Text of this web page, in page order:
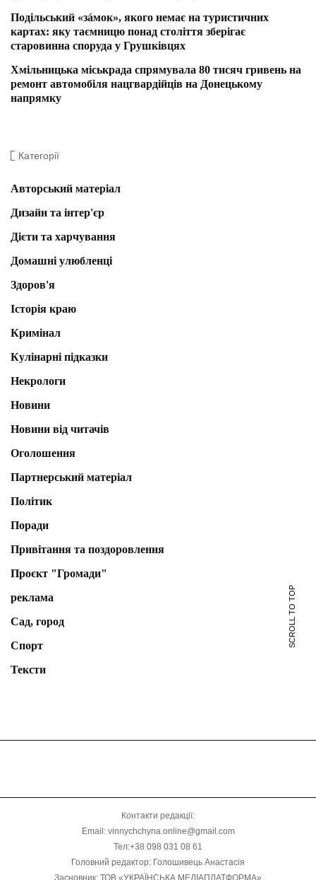
Подільський «зáмок», якого немає на туристичних
картах: яку таємницю понад століття зберігає
старовинна споруда у Грушківцях
Хмільницька міськрада спрямувала 80 тисяч гривень на
ремонт автомобіля нацгвардійців на Донецькому
напрямку
Категорії
Авторський матеріал
Дизайн та інтер'єр
Дієти та харчування
Домашні улюбленці
Здоров'я
Історія краю
Кримінал
Кулінарні підказки
Некрологи
Новини
Новини від читачів
Оголошення
Партнерський матеріал
Політик
Поради
Привітання та поздоровлення
Проєкт "Громади"
реклама
Сад, город
Спорт
Тексти
SCROLL TO TOP
Контакти редакції:
Email: vinnychchyna.online@gmail.com
Тел:+38 098 031 08 61
Головний редактор: Голошивець Анастасія
Засновник: ТОВ «УКРАЇНСЬКА МЕДІАПЛАТФОРМА»